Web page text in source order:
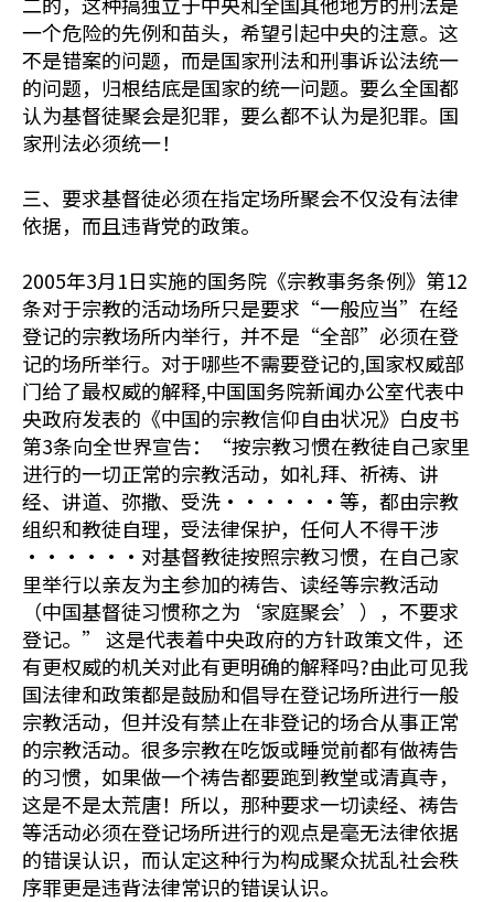
一个危险的先例和苗头，希望引起中央的注意。这
不是错案的问题，而是国家刑法和刑事诉讼法统一
的问题，归根结底是国家的统一问题。要么全国都
认为基督徒聚会是犯罪，要么都不认为是犯罪。国
家刑法必须统一！
三、要求基督徒必须在指定场所聚会不仅没有法律
依据，而且违背党的政策。
2005年3月1日实施的国务院《宗教事务条例》第12
条对于宗教的活动场所只是要求“一般应当”在经
登记的宗教场所内举行，并不是“全部”必须在登
记的场所举行。对于哪些不需要登记的,国家权威部
门给了最权威的解释,中国国务院新闻办公室代表中
央政府发表的《中国的宗教信仰自由状况》白皮书
第3条向全世界宣告：“按宗教习惯在教徒自己家里
进行的一切正常的宗教活动，如礼拜、祈祷、讲
经、讲道、弥撒、受洗······等，都由宗教
组织和教徒自理，受法律保护，任何人不得干涉
······对基督教徒按照宗教习惯，在自己家
里举行以亲友为主参加的祷告、读经等宗教活动
（中国基督徒习惯称之为‘家庭聚会’），不要求
登记。” 这是代表着中央政府的方针政策文件，还
有更权威的机关对此有更明确的解释吗?由此可见我
国法律和政策都是鼓励和倡导在登记场所进行一般
宗教活动，但并没有禁止在非登记的场合从事正常
的宗教活动。很多宗教在吃饭或睡觉前都有做祷告
的习惯，如果做一个祷告都要跑到教堂或清真寺，
这是不是太荒唐！所以，那种要求一切读经、祷告
等活动必须在登记场所进行的观点是毫无法律依据
的错误认识，而认定这种行为构成聚众扰乱社会秩
序罪更是违背法律常识的错误认识。